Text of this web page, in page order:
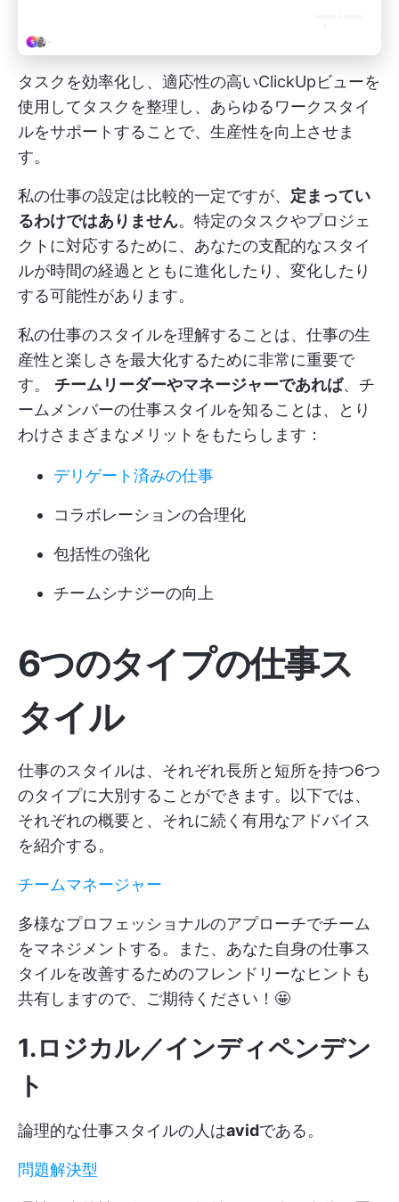
タスクを効率化し、適応性の高いClickUpビューを
使用してタスクを整理し、あらゆるワークスタイ
ルをサポートすることで、生産性を向上させま
す。
私の仕事の設定は比較的一定ですが、 定まってい
るわけではありません。特定のタスクやプロジェ
クトに対応するために、あなたの支配的なスタイ
ルが時間の経過とともに進化したり、変化したり
する可能性があります。
私の仕事のスタイルを理解することは、仕事の生
産性と楽しさを最大化するために非常に重要で
す。 チームリーダーやマネージャーであれば、チ
ームメンバーの仕事スタイルを知ることは、とり
わけさまざまなメリットをもたらします：
デリゲート済みの仕事
コラボレーションの合理化
包括性の強化
チームシナジーの向上
6つのタイプの仕事ス
タイル
仕事のスタイルは、それぞれ長所と短所を持つ6つ
のタイプに大別することができます。以下では、
それぞれの概要と、それに続く有用なアドバイス
を紹介する。
チームマネージャー
多様なプロフェッショナルのアプローチでチーム
をマネジメントする。また、あなた自身の仕事ス
タイルを改善するためのフレンドリーなヒントも
共有しますので、ご期待ください！🤩
1.ロジカル／インディペンデン
ト
論理的な仕事スタイルの人はavidである。
問題解決型